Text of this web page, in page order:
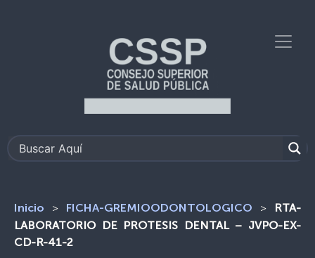
Inicio > FICHA-GREMIOODONTOLOGICO >
RTA-
LABORATORIO DE PROTESIS DENTAL – JVPO-EX-
CD-R-41-2